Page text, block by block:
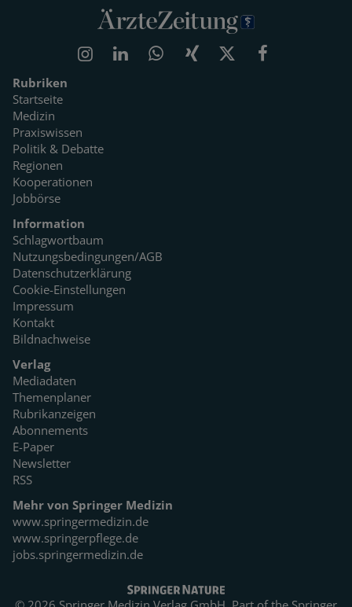
Rubriken
Startseite
Medizin
Praxiswissen
Politik & Debatte
Regionen
Kooperationen
Jobbörse
Information
Schlagwortbaum
Nutzungsbedingungen/AGB
Datenschutzerklärung
Cookie-Einstellungen
Impressum
Kontakt
Bildnachweise
Verlag
Mediadaten
Themenplaner
Rubrikanzeigen
Abonnements
E-Paper
Newsletter
RSS
Mehr von Springer Medizin
www.springermedizin.de
www.springerpflege.de
jobs.springermedizin.de